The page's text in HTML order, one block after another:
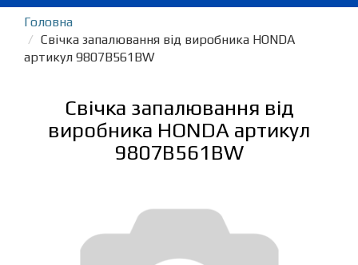
Головна
Свічка запалювання від виробника HONDA
артикул 9807B561BW
Свічка запалювання від
виробника HONDA артикул
9807B561BW